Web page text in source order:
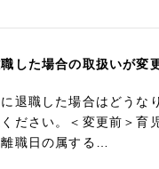
した場合の取扱いが変
に退職した場合はどう
ださい。＜変更前＞
職日の属する…